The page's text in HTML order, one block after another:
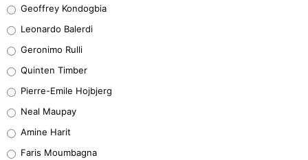
38%
32%
5%
1%
Geoffrey Kondogbia
Leonardo Balerdi
Geronimo Rulli
Quinten Timber
Pierre-Emile Hojbjerg
Neal Maupay
Amine Harit
Faris Moumbagna